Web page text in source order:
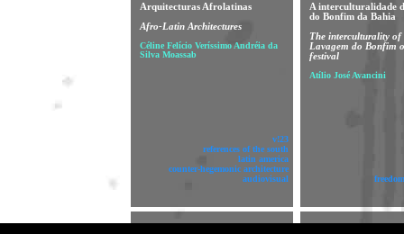
Arquitecturas Afrolatinas
Afro-Latin Architectures
Céline Felício Veríssimo Andréia da
Silva Moassab
v!23
references of the south
latin america
counter-hegemonic architecture
audiovisual
A interculturalidade
do Bonfim da Bahia
The interculturality of
Lavagem do Bonfim
festival
Atílio José Avancini